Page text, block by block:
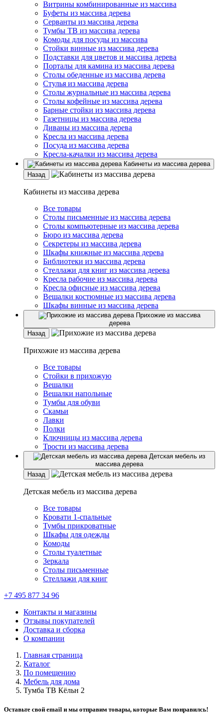
Витрины комбинированные из массива
Буфеты из массива дерева
Серванты из массива дерева
Тумбы ТВ из массива дерева
Комоды для посуды из массива
Стойки винные из массива дерева
Подставки для цветов и массива дерева
Порталы для камина из массива дерева
Столы обеденные из массива дерева
Стулья из массива дерева
Столы журнальные из массива дерева
Столы кофейные из массива дерева
Барные стойки из массива дерева
Газетницы из массива дерева
Диваны из массива дерева
Кресла из массива дерева
Посуда из массива дерева
Кресла-качалки из массива дерева
Кабинеты из массива дерева
Назад
Кабинеты из массива дерева
Все товары
Столы письменные из массива дерева
Столы компьютерные из массива дерева
Бюро из массива дерева
Секретеры из массива дерева
Шкафы книжные из массива дерева
Библиотеки из массива дерева
Стеллажи для книг из массива дерева
Кресла рабочие из массива дерева
Кресла офисные из массива дерева
Вешалки костюмные из массива дерева
Шкафы винные из массива дерева
Прихожие из массива
дерева
Назад
Прихожие из массива дерева
Все товары
Стойки в прихожую
Вешалки
Вешалки напольные
Тумбы для обуви
Скамьи
Лавки
Полки
Ключницы из массива дерева
Трости из массива дерева
Детская мебель из
массива дерева
Назад
Детская мебель из массива дерева
Все товары
Кровати 1-спальные
Тумбы прикроватные
Шкафы для одежды
Комоды
Столы туалетные
Зеркала
Столы письменные
Стеллажи для книг
+7 495 877 34 96
Контакты и магазины
Отзывы покупателей
Доставка и сборка
О компании
Главная страница
Каталог
По помещению
Мебель для дома
Тумба ТВ Кёльн 2
Оставьте свой email и мы отправим товары, которые Вам понравилсь!